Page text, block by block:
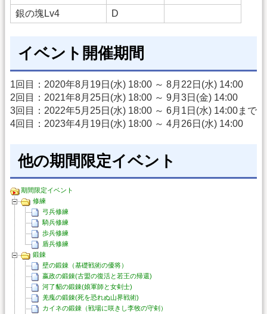
銀の塊Lv4 D
イベント開催期間
1回目：2020年8月19日(水) 18:00 ～ 8月22日(水) 14:00
2回目：2021年8月25日(水) 18:00 ～ 9月3日(金) 14:00
3回目：2022年5月25日(水) 18:00 ～ 6月1日(水) 14:00まで
4回目：2023年4月19日(水) 18:00 ～ 4月26日(水) 14:00
他の期間限定イベント
期間限定イベント
修練
弓兵修練
騎兵修練
歩兵修練
盾兵修練
鍛錬
壁の鍛錬（基礎戦術の優将）
嬴政の鍛錬(古盟の復活と若王の帰還)
河了貂の鍛錬(娘軍師と女剣士)
羌瘣の鍛錬(死を恐れぬ山界戦術)
カイネの鍛錬（戦場に咲きし李牧の守剣）